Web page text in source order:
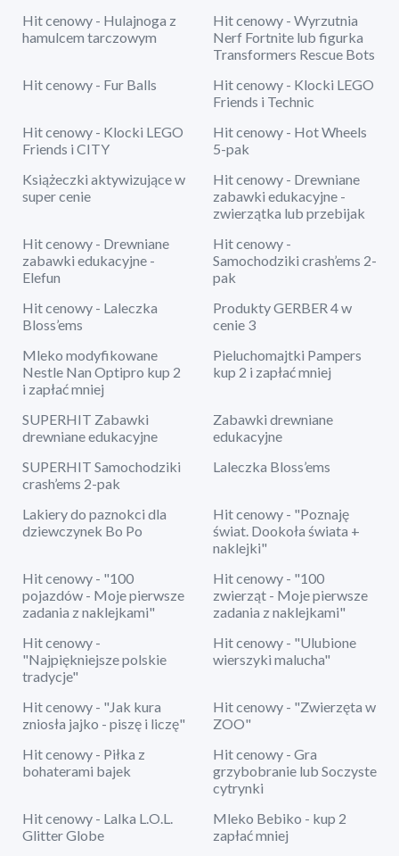
Hit cenowy - Hulajnoga z
hamulcem tarczowym
Hit cenowy - Wyrzutnia
Nerf Fortnite lub figurka
Transformers Rescue Bots
Hit cenowy - Fur Balls
Hit cenowy - Klocki LEGO
Friends i Technic
Hit cenowy - Klocki LEGO
Friends i CITY
Hit cenowy - Hot Wheels
5-pak
Książeczki aktywizujące w
super cenie
Hit cenowy - Drewniane
zabawki edukacyjne -
zwierzątka lub przebijak
Hit cenowy - Drewniane
zabawki edukacyjne -
Elefun
Hit cenowy -
Samochodziki crash’ems 2-
pak
Hit cenowy - Laleczka
Bloss’ems
Produkty GERBER 4 w
cenie 3
Mleko modyfikowane
Nestle Nan Optipro kup 2
i zapłać mniej
Pieluchomajtki Pampers
kup 2 i zapłać mniej
SUPERHIT Zabawki
drewniane edukacyjne
Zabawki drewniane
edukacyjne
SUPERHIT Samochodziki
crash’ems 2-pak
Laleczka Bloss’ems
Lakiery do paznokci dla
dziewczynek Bo Po
Hit cenowy - "Poznaję
świat. Dookoła świata +
naklejki"
Hit cenowy - "100
pojazdów - Moje pierwsze
zadania z naklejkami"
Hit cenowy - "100
zwierząt - Moje pierwsze
zadania z naklejkami"
Hit cenowy -
"Najpiękniejsze polskie
tradycje"
Hit cenowy - "Ulubione
wierszyki malucha"
Hit cenowy - "Jak kura
zniosła jajko - piszę i liczę"
Hit cenowy - "Zwierzęta w
ZOO"
Hit cenowy - Piłka z
bohaterami bajek
Hit cenowy - Gra
grzybobranie lub Soczyste
cytrynki
Hit cenowy - Lalka L.O.L.
Glitter Globe
Mleko Bebiko - kup 2
zapłać mniej